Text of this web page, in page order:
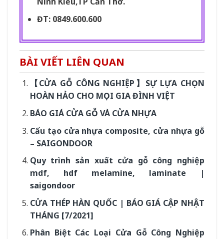
ĐT: 0849.600.600
BÀI VIẾT LIÊN QUAN
【CỬA GỖ CÔNG NGHIỆP】SỰ LỰA CHỌN
HOÀN HẢO CHO MỌI GIA ĐÌNH VIỆT
BÁO GIÁ CỬA GỖ VÀ CỬA NHỰA
Cấu tạo cửa nhựa composite, cửa nhựa gỗ
– SAIGONDOOR
Quy trình sản xuất cửa gỗ công nghiệp
mdf, hdf melamine, laminate |
saigondoor
CỬA THÉP HÀN QUỐC | BÁO GIÁ CẬP NHẬT
THÁNG [7/2021]
Phân Biệt Các Loại Cửa Gỗ Công Nghiệp